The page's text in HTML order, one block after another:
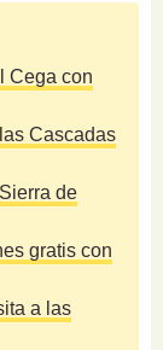
Cega con
Cascadas
de
gratis con
a las